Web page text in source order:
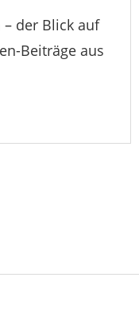
– der Blick auf
Beiträge aus